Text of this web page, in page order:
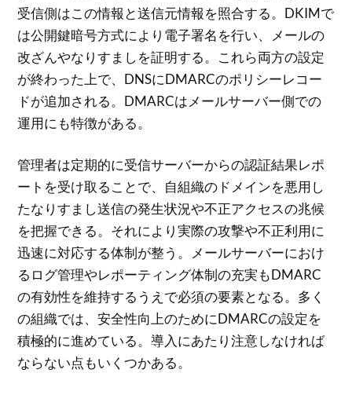
受信側はこの情報と送信元情報を照合する。DKIMで
は公開鍵暗号方式により電子署名を行い、メールの
改ざんやなりすましを証明する。これら両方の設定
が終わった上で、DNSにDMARCのポリシーレコー
ドが追加される。DMARCはメールサーバー側での
運用にも特徴がある。
管理者は定期的に受信サーバーからの認証結果レポ
ートを受け取ることで、自組織のドメインを悪用し
たなりすまし送信の発生状況や不正アクセスの兆候
を把握できる。それにより実際の攻撃や不正利用に
迅速に対応する体制が整う。メールサーバーにおけ
るログ管理やレポーティング体制の充実もDMARC
の有効性を維持するうえで必須の要素となる。多く
の組織では、安全性向上のためにDMARCの設定を
積極的に進めている。導入にあたり注意しなければ
ならない点もいくつかある。